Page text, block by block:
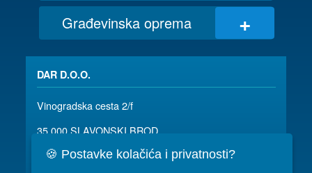
Građevinska oprema +
DAR D.O.O.
Vinogradska cesta 2/f
35 000 SLAVONSKI BROD
035/ 490-115
dar@dar.hr
🍪 Postavke kolačića i privatnosti?